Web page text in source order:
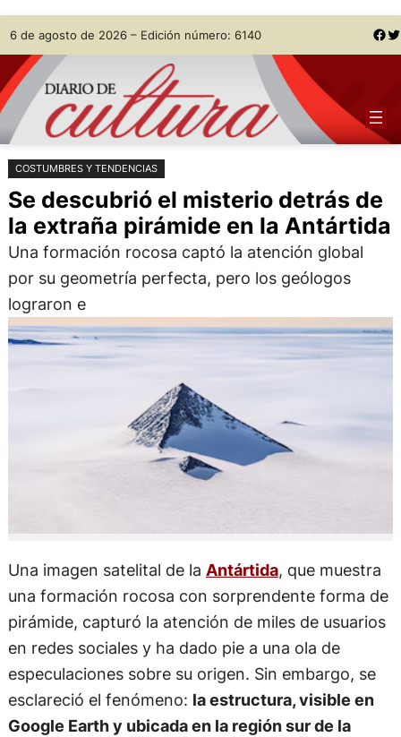
Saltar
al
contenido
Skip
to
content
6 de agosto de 2026 – Edición número: 6140 Facebook Twitter
COSTUMBRES Y TENDENCIAS
Se descubrió el misterio detrás de
la extraña pirámide en la Antártida
Una formación rocosa captó la atención global
por su geometría perfecta, pero los geólogos
lograron e
Una imagen satelital de la Antártida, que muestra
una formación rocosa con sorprendente forma de
pirámide, capturó la atención de miles de usuarios
en redes sociales y ha dado pie a una ola de
especulaciones sobre su origen. Sin embargo, se
esclareció el fenómeno: la estructura, visible en
Google Earth y ubicada en la región sur de la